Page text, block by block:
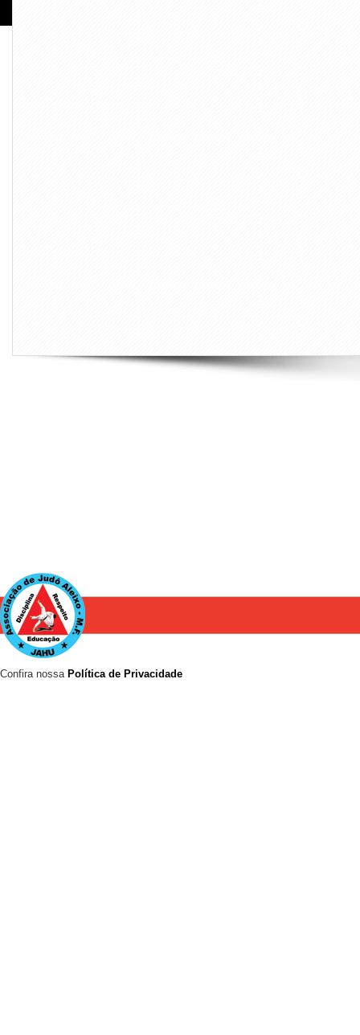
Confira nossa Política de Privacidade